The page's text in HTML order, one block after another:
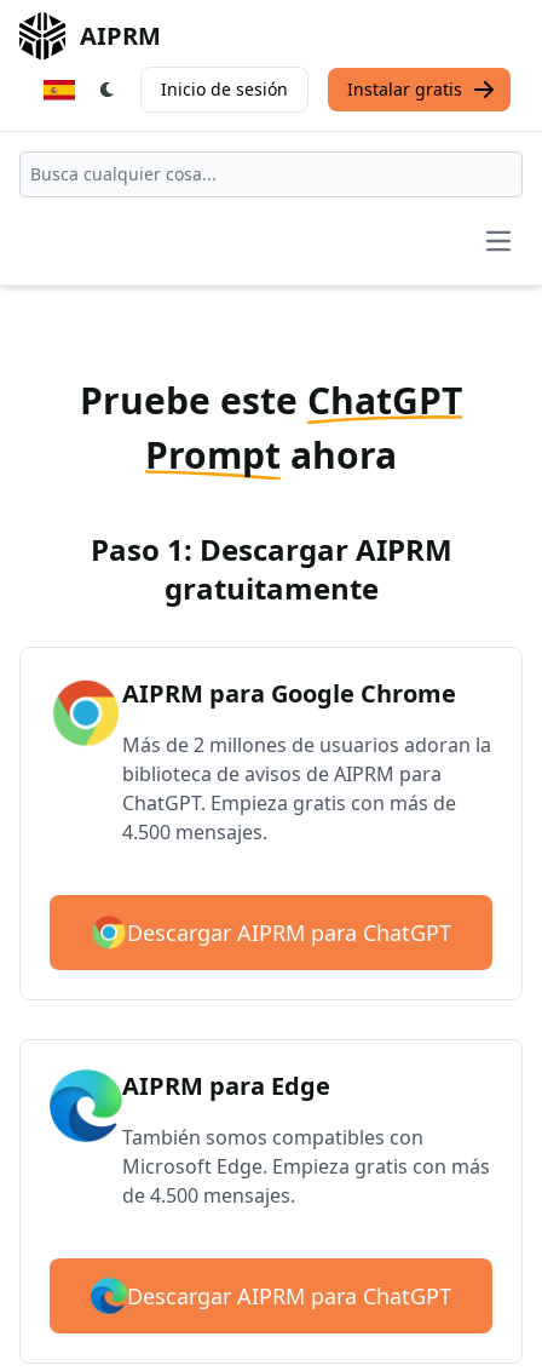
AIPRM
Inicio de sesión Instalar gratis
Pruebe este ChatGPT
Prompt ahora
Paso 1: Descargar AIPRM
gratuitamente
AIPRM para Google Chrome
Más de 2 millones de usuarios adoran la
biblioteca de avisos de AIPRM para
ChatGPT. Empieza gratis con más de
4.500 mensajes.
Descargar AIPRM para ChatGPT
AIPRM para Edge
También somos compatibles con
Microsoft Edge. Empieza gratis con más
de 4.500 mensajes.
Descargar AIPRM para ChatGPT